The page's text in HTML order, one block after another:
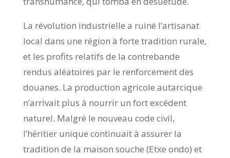
La révolution industrielle a ruiné l’artisanat
local dans une région à forte tradition rurale,
et les profits relatifs de la contrebande
rendus aléatoires par le renforcement des
douanes. La production agricole autarcique
n’arrivait plus à nourrir un fort excédent
naturel. Malgré le nouveau code civil,
l’héritier unique continuait à assurer la
tradition de la maison souche (Etxe ondo) et